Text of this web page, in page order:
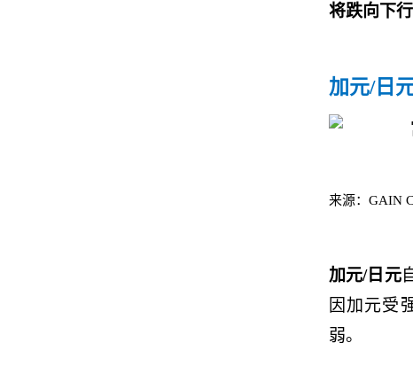
将跌向下
加元/日
来源：GAIN
加元/日元
因加元受
弱。